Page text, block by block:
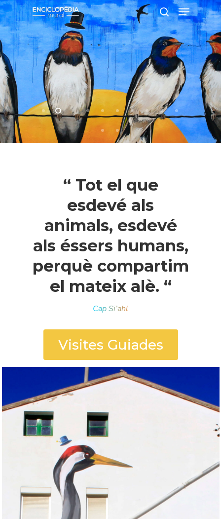
Pressiona intró per a cercar o ESC per
a tancar
“ Tot el que
esdevé als
animals, esdevé
als éssers humans,
perquè compartim
el mateix alè. “
Cap Si’ahl
Visites Guiades